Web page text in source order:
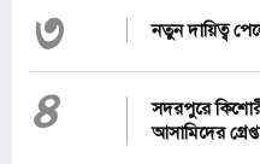
৩ নতুন দায়িত্ব
৪
সদরপুরে
আসামিদের